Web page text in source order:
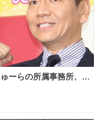
ーらの所属事務所、被
article/detail… くり
らが所属する芸能事務